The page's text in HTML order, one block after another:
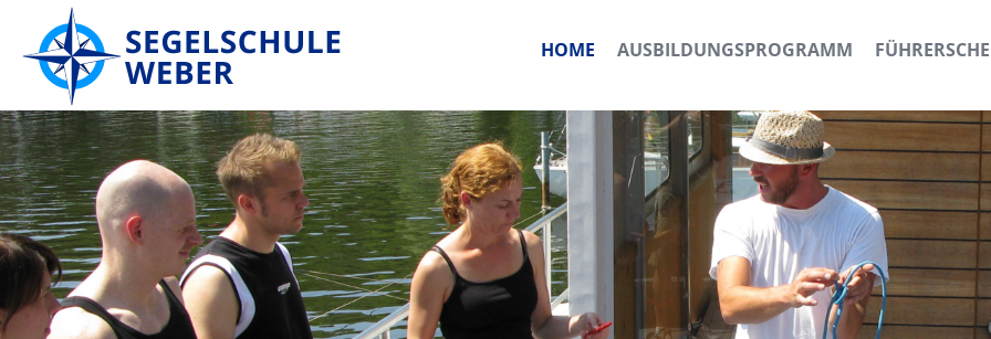
HOME AUSBILDUNGSPROGRAMM